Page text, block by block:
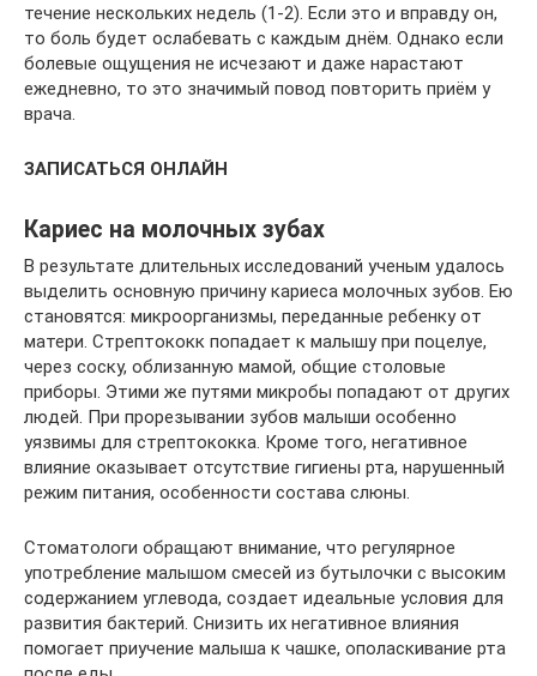
течение нескольких недель (1-2). Если это и вправду он,
то боль будет ослабевать с каждым днём. Однако если
болевые ощущения не исчезают и даже нарастают
ежедневно, то это значимый повод повторить приём у
врача.
ЗАПИСАТЬСЯ ОНЛАЙН
Кариес на молочных зубах
В результате длительных исследований ученым удалось
выделить основную причину кариеса молочных зубов. Ею
становятся: микроорганизмы, переданные ребенку от
матери. Стрептококк попадает к малышу при поцелуе,
через соску, облизанную мамой, общие столовые
приборы. Этими же путями микробы попадают от других
людей. При прорезывании зубов малыши особенно
уязвимы для стрептококка. Кроме того, негативное
влияние оказывает отсутствие гигиены рта, нарушенный
режим питания, особенности состава слюны.
Стоматологи обращают внимание, что регулярное
употребление малышом смесей из бутылочки с высоким
содержанием углевода, создает идеальные условия для
развития бактерий. Снизить их негативное влияния
помогает приучение малыша к чашке, ополаскивание рта